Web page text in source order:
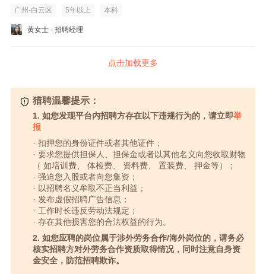
广州-白云区 5年以上 本科
黄女士 · 招聘经理
点击加载更多
猎聘温馨提示：
1. 如您发现平台内招聘方存在以下违规行为的，请立即举
报
· 扣押您的身份证件或者其他证件；
· 要求您提供担保人、担保金或者以其他名义向您收取财物
（ 如培训费、 体检费、 资料费、 置装费、 押金等）；
· 强迫您入股或者向您集资；
· 以招聘名义牟取不正当利益；
· 发布虚假招聘广告信息；
· 工作时长违反劳动法规定；
· 存在其他损害您的合法权益的行为。
2. 如您应聘的岗位属于涉外劳务合作/海外岗位的，请务必
核实招聘方对外劳务合作资质取得情况，同时注意自身资
金安全，防范招聘欺诈。